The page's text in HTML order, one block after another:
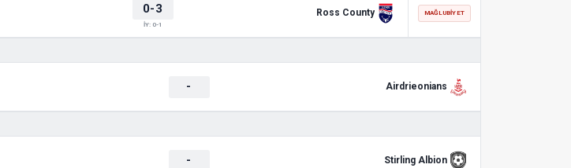
0-3
İY: 0-1
Ross County MAĞLUBIYET
- Airdrieonians
- Stirling Albion